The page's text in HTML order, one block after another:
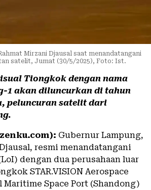
Mirzani Djausal saat menandatangani
satelit, Jumat (30/5/2025), Foto: Ist.
Tiongkok dengan nama
1 akan diluncurkan di tahun
peluncuran satelit dari
Gubernur Lampung,
resmi menandatangani
dengan dua perusahaan luar
STAR.VISION Aerospace
Maritime Space Port (Shandong)